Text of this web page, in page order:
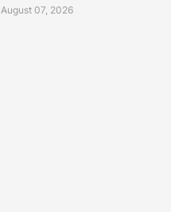
August 07, 2026